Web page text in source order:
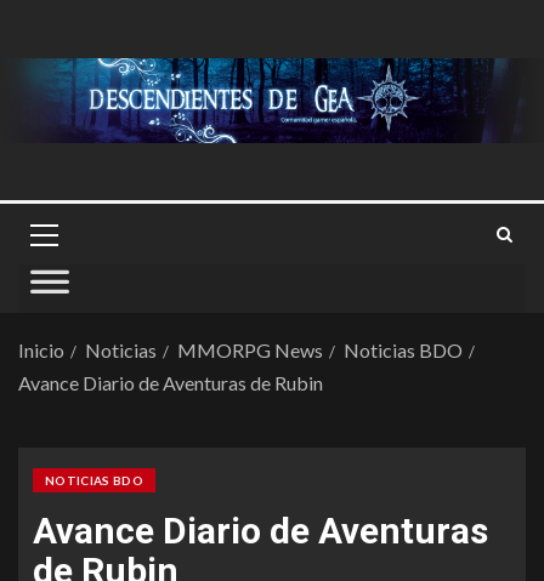
Inicio Noticias MMORPG News
Noticias BDO
Avance Diario de Aventuras de Rubin
NOTICIAS BDO
Avance Diario de Aventuras
de Rubin